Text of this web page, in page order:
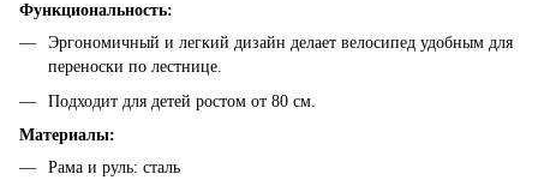
Функциональность:
Эргономичный и легкий дизайн делает велосипед удобным для
переноски по лестнице.
Подходит для детей ростом от 80 см.
Материалы:
Рама и руль: сталь